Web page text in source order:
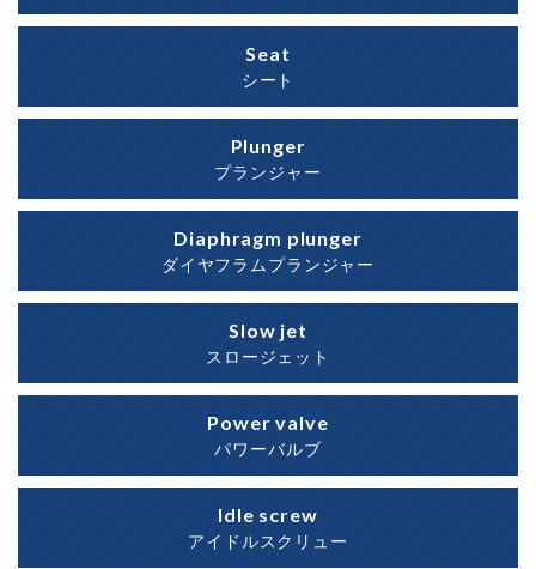
Seat
シート
Plunger
プランジャー
Diaphragm plunger
ダイヤフラムプランジャー
Slow jet
スロージェット
Power valve
パワーバルブ
Idle screw
アイドルスクリュー